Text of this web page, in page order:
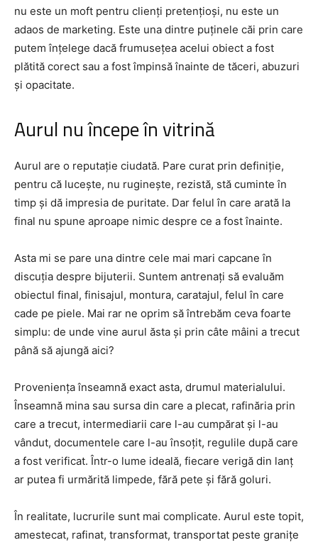
nu este un moft pentru clienți pretențioși, nu este un
adaos de marketing. Este una dintre puținele căi prin care
putem înțelege dacă frumusețea acelui obiect a fost
plătită corect sau a fost împinsă înainte de tăceri, abuzuri
și opacitate.
Aurul nu începe în vitrină
Aurul are o reputație ciudată. Pare curat prin definiție,
pentru că lucește, nu ruginește, rezistă, stă cuminte în
timp și dă impresia de puritate. Dar felul în care arată la
final nu spune aproape nimic despre ce a fost înainte.
Asta mi se pare una dintre cele mai mari capcane în
discuția despre bijuterii. Suntem antrenați să evaluăm
obiectul final, finisajul, montura, caratajul, felul în care
cade pe piele. Mai rar ne oprim să întrebăm ceva foarte
simplu: de unde vine aurul ăsta și prin câte mâini a trecut
până să ajungă aici?
Proveniența înseamnă exact asta, drumul materialului.
Înseamnă mina sau sursa din care a plecat, rafinăria prin
care a trecut, intermediarii care l-au cumpărat și l-au
vândut, documentele care l-au însoțit, regulile după care
a fost verificat. Într-o lume ideală, fiecare verigă din lanț
ar putea fi urmărită limpede, fără pete și fără goluri.
În realitate, lucrurile sunt mai complicate. Aurul este topit,
amestecat, rafinat, transformat, transportat peste granițe